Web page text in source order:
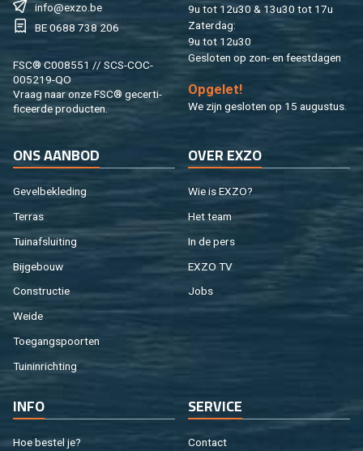
info@​exzo.​be
BE 0688 738 206
FSC® C008551 // SCS-COC-
005219-QO
Vraag naar onze FSC® ge­cer­ti­
fi­ceer­de pro­duc­ten.
9u tot 12u30 & 13u30 tot 17u
Za­ter­dag:
9u tot 12u30
Ge­slo­ten op zon- en feest­da­gen
Op­ge­let!
We zijn ge­slo­ten op 15 au­gus­tus.
ONS AAN­BOD
Ge­vel­be­kle­ding
Ter­ras
Tuin­af­slui­ting
Bij­ge­bouw
Con­struc­tie
Weide
Toe­gangs­poor­ten
Tuin­in­rich­ting
OVER EXZO
Wie is EXZO?
Het team
In de pers
EXZO TV
Jobs
INFO
Hoe be­stel je?
SER­VI­CE
Con­tact